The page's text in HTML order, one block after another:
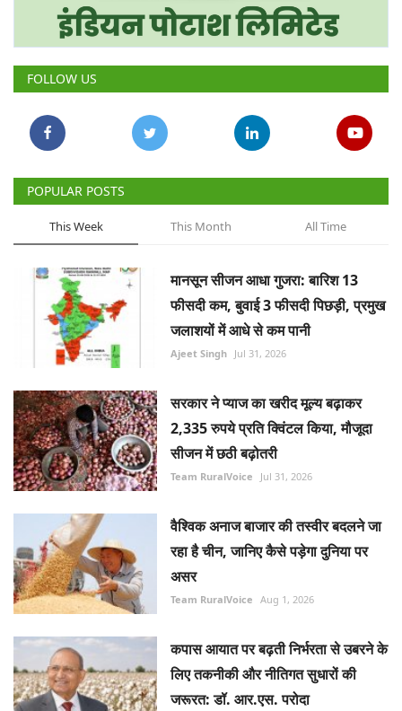
Gallery
National
Latest News
Awards 2022
Agri Start-Ups
Language
English Hindi
FOLLOW US
POPULAR POSTS
This Week This Month All Time
मानसून सीजन आधा गुजरा: बारिश 13
फीसदी कम, बुवाई 3 फीसदी पिछड़ी, प्रमुख
जलाशयों में आधे से कम पानी
Ajeet Singh Jul 31, 2026
सरकार ने प्याज का खरीद मूल्य बढ़ाकर
2,335 रुपये प्रति क्विंटल किया, मौजूदा
सीजन में छठी बढ़ोतरी
Team RuralVoice Jul 31, 2026
वैश्विक अनाज बाजार की तस्वीर बदलने जा
रहा है चीन, जानिए कैसे पड़ेगा दुनिया पर
असर
Team RuralVoice Aug 1, 2026
कपास आयात पर बढ़ती निर्भरता से उबरने के
लिए तकनीकी और नीतिगत सुधारों की
जरूरत: डॉ. आर.एस. परोदा